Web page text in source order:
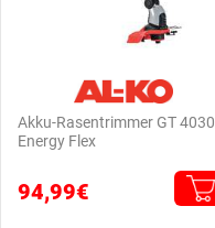
Akku-Rasentrimmer GT 4030
Energy Flex
94,99€